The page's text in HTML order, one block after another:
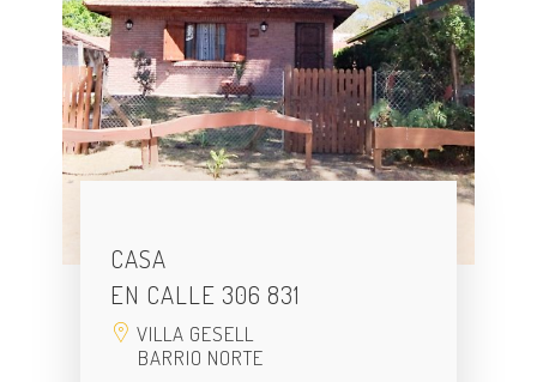
CASA
EN CALLE 306 831
VILLA GESELL
BARRIO NORTE